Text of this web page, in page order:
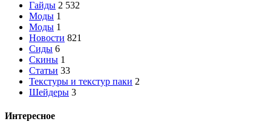
Гайды 2 532
Моды 1
Моды 1
Новости 821
Сиды 6
Скины 1
Статьи 33
Текстуры и текстур паки 2
Шейдеры 3
Интересное